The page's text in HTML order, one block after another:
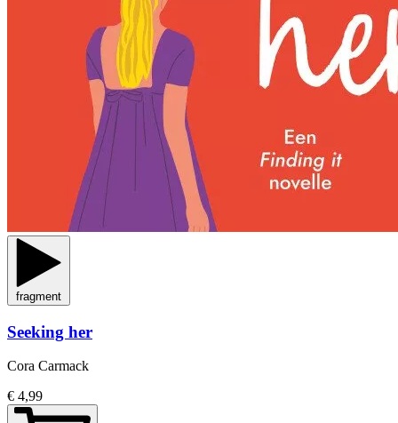
fragment
Seeking her
Cora Carmack
€ 4,99